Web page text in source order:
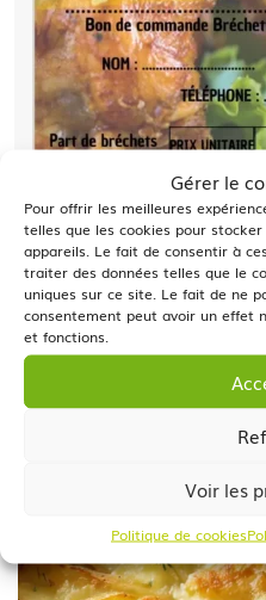
Gérer le
Pour offrir les meilleures
telles que les cookies pour
appareils. Le fait de consentir à
traiter des données telles que le
uniques sur ce site. Le fait de ne
consentement peut avoir un effet
et fonctions.
Voir les
Politique de cookies